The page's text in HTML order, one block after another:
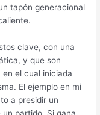
tapón generacional
clave, con una
y que son
el cual iniciada
El ejemplo en mi
a presidir un
partido. Si gana,